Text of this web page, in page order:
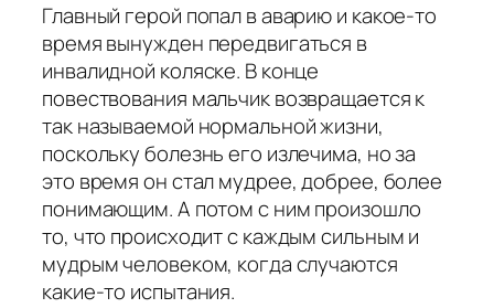
Главный герой попал в аварию и какое-то
время вынужден передвигаться в
инвалидной коляске. В конце
повествования мальчик возвращается к
так называемой нормальной жизни,
поскольку болезнь его излечима, но за
это время он стал мудрее, добрее, более
понимающим. А потом с ним произошло
то, что происходит с каждым сильным и
мудрым человеком, когда случаются
какие-то испытания.